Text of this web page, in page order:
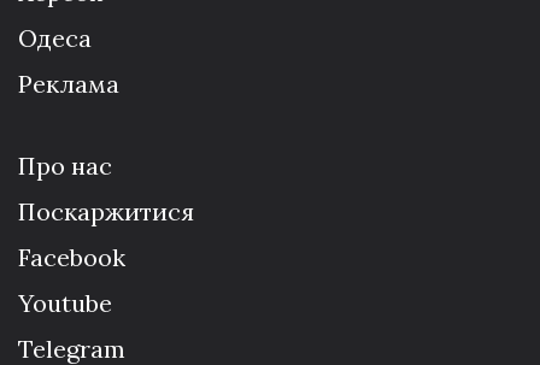
Одеса
Реклама
Про нас
Поскаржитися
Facebook
Youtube
Telegram